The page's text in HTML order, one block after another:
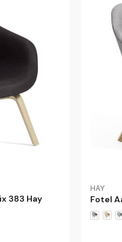
383 Hay
HAY
Fotel